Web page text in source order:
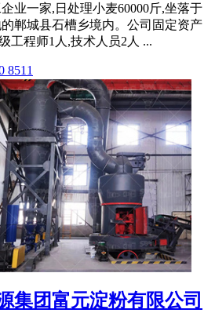
业一家,日处理小麦60000斤,坐落于
郸城县石槽乡境内。公司固定资产
工程师1人,技术人员2人 ...
8511
集团富元淀粉有限公司